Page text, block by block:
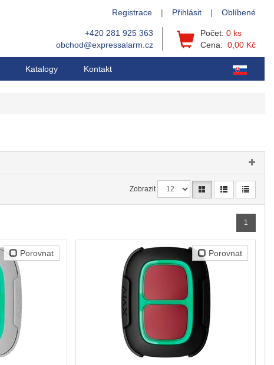
Registrace | Přihlásit | Oblíbené
+420 281 925 363
obchod@expressalarm.cz
Počet: 0 ks
Cena: 0,00 Kč
Katalogy Kontakt
Zobrazit
1
Porovnat Porovnat